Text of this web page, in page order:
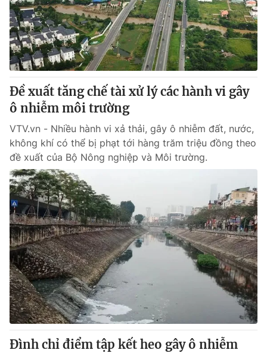
Thị trường 24h Tấm lòng Việt
VTV4 Vươn mình bằng AI
VTV9 VTV8
THỜI BÁO VTV
Theo dõi báo trên
Cơ quan chủ quản:Đài Truyền hình Việt Nam
Cơ quan báo chí:Thời báo VTV
Giấy phép hoạt động báo in và báo điện tử số 483/GP-BTTTT
cấp ngày 29/12/2023
Tổng Biên tập:Vũ Thanh Thủy
Phó Tổng Biên tập:Nguyễn Thị Mỹ Hạnh, Phạm Quốc Thắng,
Nguyễn Trọng Ninh
Đề xuất tăng chế tài xử lý các hành vi gây
ô nhiễm môi trường
VTV.vn - Nhiều hành vi xả thải, gây ô nhiễm đất, nước,
không khí có thể bị phạt tới hàng trăm triệu đồng theo
đề xuất của Bộ Nông nghiệp và Môi trường.
Đình chỉ điểm tập kết heo gây ô nhiễm